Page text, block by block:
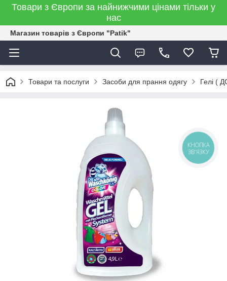
Товари з Європи за найнижчими цінами тільки у
нас
Магазин товарів з Європи "Patik"
Товари та послуги Засоби для прання одягу Гелі (
КНОПКА
ЗВ'ЯЗКУ